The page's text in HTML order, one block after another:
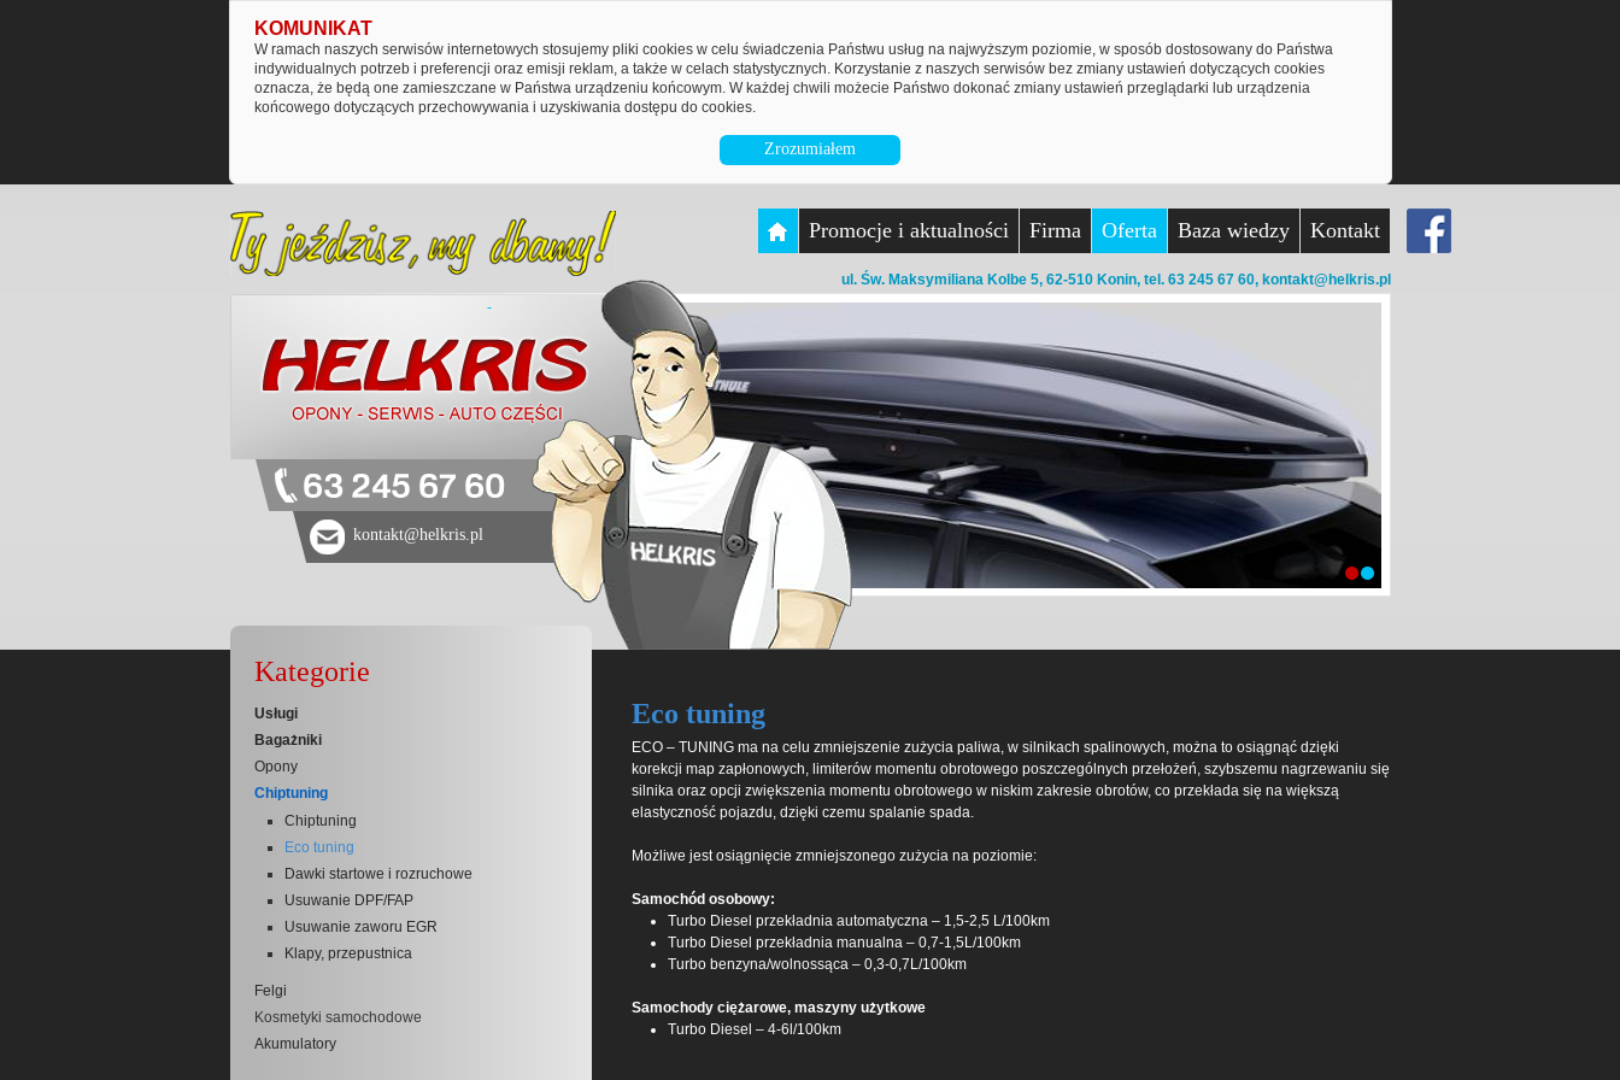
KOMUNIKAT
W ramach naszych serwisów internetowych stosujemy pliki cookies w celu świadczenia Państwu usług na najwyższym poziomie, w sposób dostosowany do Państwa
indywidualnych potrzeb i preferencji oraz emisji reklam, a także w celach statystycznych. Korzystanie z naszych serwisów bez zmiany ustawień dotyczących cookies
oznacza, że będą one zamieszczane w Państwa urządzeniu końcowym. W każdej chwili możecie Państwo dokonać zmiany ustawień przeglądarki lub urządzenia
końcowego dotyczących przechowywania i uzyskiwania dostępu do cookies.
Zrozumiałem
Promocje i aktualności Firma Oferta Baza wiedzy Kontakt
ul. Św. Maksymiliana Kolbe 5, 62-510 Konin, tel. 63 245 67 60, kontakt@helkris.pl
63 245 67 60
kontakt@helkris.pl
Kategorie
Usługi
Bagażniki
Opony
Chiptuning
Chiptuning
Eco tuning
Dawki startowe i rozruchowe
Usuwanie DPF/FAP
Usuwanie zaworu EGR
Klapy, przepustnica
Felgi
Kosmetyki samochodowe
Akumulatory
Eco tuning
ECO – TUNING ma na celu zmniejszenie zużycia paliwa, w silnikach spalinowych, można to osiągnąć dzięki
korekcji map zapłonowych, limiterów momentu obrotowego poszczególnych przełożeń, szybszemu nagrzewaniu się
silnika oraz opcji zwiększenia momentu obrotowego w niskim zakresie obrotów, co przekłada się na większą
elastyczność pojazdu, dzięki czemu spalanie spada.
Możliwe jest osiągnięcie zmniejszonego zużycia na poziomie:
Samochód osobowy:
Turbo Diesel przekładnia automatyczna – 1,5-2,5 L/100km
Turbo Diesel przekładnia manualna – 0,7-1,5L/100km
Turbo benzyna/wolnossąca – 0,3-0,7L/100km
Samochody ciężarowe, maszyny użytkowe
Turbo Diesel – 4-6l/100km